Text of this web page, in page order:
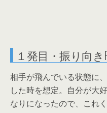
１発目・振り向き
相手が飛んでいる状態に
した時を想定。自分が大
なりになったので、これ